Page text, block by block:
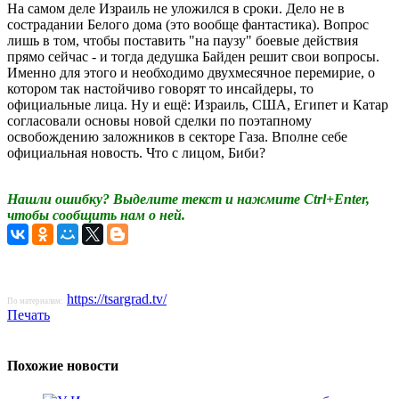
На самом деле Израиль не уложился в сроки. Дело не в
сострадании Белого дома (это вообще фантастика). Вопрос
лишь в том, чтобы поставить "на паузу" боевые действия
прямо сейчас - и тогда дедушка Байден решит свои вопросы.
Именно для этого и необходимо двухмесячное перемирие, о
котором так настойчиво говорят то инсайдеры, то
официальные лица. Ну и ещё: Израиль, США, Египет и Катар
согласовали основы новой сделки по поэтапному
освобождению заложников в секторе Газа. Вполне себе
официальная новость. Что с лицом, Биби?
Нашли ошибку? Выделите текст и нажмите Ctrl+Enter,
чтобы сообщить нам о ней.
По материалам: https://tsargrad.tv/
Печать
Похожие новости